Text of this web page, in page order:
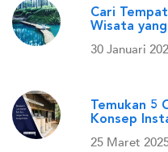
Cari
Wisata
30 Januari
Temukan 5
Konsep
25 Maret